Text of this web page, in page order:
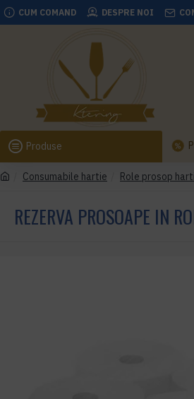
CUM COMAND DESPRE NOI
Produse
Consumabile hartie Role prosop
REZERVA PROSOAPE IN